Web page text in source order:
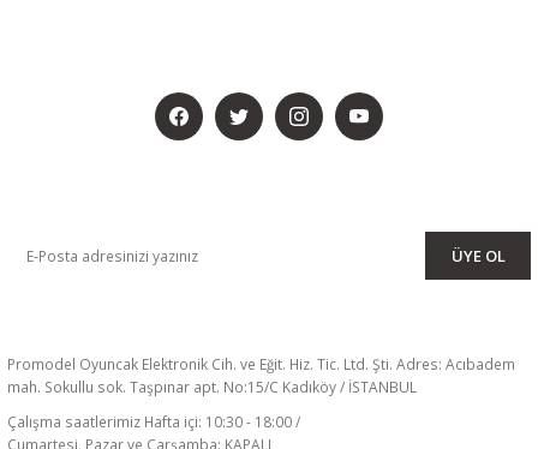
ÜYE OL
Promodel Oyuncak Elektronik Cih. ve Eğit. Hiz. Tic. Ltd. Şti. Adres: Acıbadem
mah. Sokullu sok. Taşpınar apt. No:15/C Kadıköy / İSTANBUL
Çalışma saatlerimiz Hafta içi: 10:30 - 18:00 /
Cumartesi, Pazar ve Çarşamba: KAPALI